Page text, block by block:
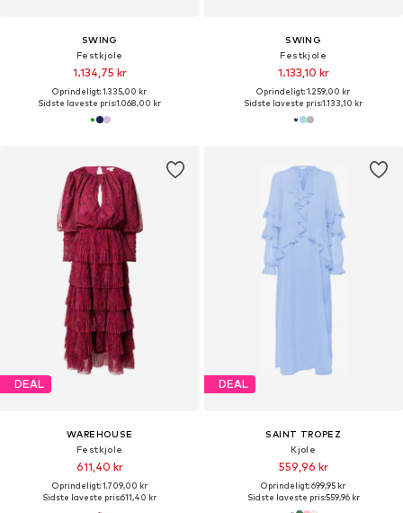
SWING
Festkjole
1.134,75 kr
Oprindeligt: 1.335,00 kr
Sidste laveste pris:1.068,00 kr
SWING
Festkjole
1.133,10 kr
Oprindeligt: 1.259,00 kr
Sidste laveste pris:1.133,10 kr
DEAL
WAREHOUSE
Festkjole
611,40 kr
Oprindeligt: 1.709,00 kr
Sidste laveste pris:611,40 kr
DEAL
SAINT TROPEZ
Kjole
559,96 kr
Oprindeligt: 699,95 kr
Sidste laveste pris:559,96 kr